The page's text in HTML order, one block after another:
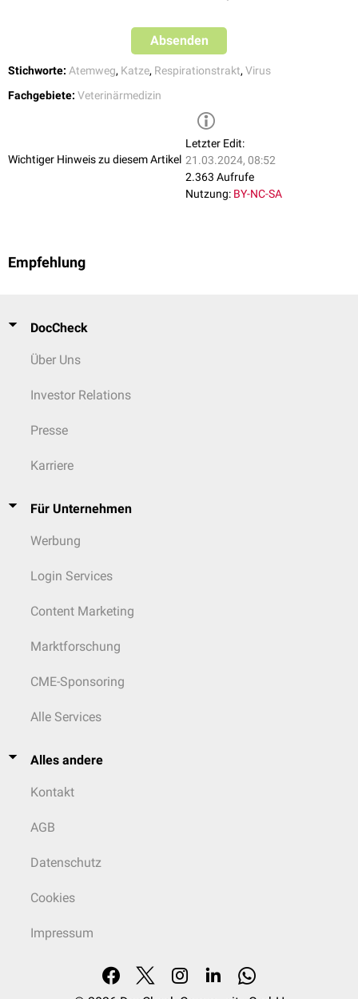
Absenden
Stichworte: Atemweg, Katze, Respirationstrakt, Virus
Fachgebiete: Veterinärmedizin
Wichtiger Hinweis zu diesem Artikel
Letzter Edit:
21.03.2024, 08:52
2.363 Aufrufe
Nutzung: BY-NC-SA
Empfehlung
DocCheck
Über Uns
Investor Relations
Presse
Karriere
Für Unternehmen
Werbung
Login Services
Content Marketing
Marktforschung
CME-Sponsoring
Alle Services
Alles andere
Kontakt
AGB
Datenschutz
Cookies
Impressum